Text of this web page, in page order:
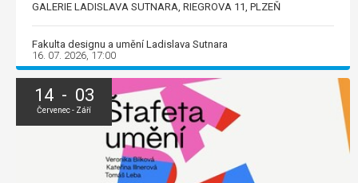
GALERIE LADISLAVA SUTNARA, RIEGROVA 11, PLZEŇ
Fakulta designu a umění Ladislava Sutnara
16. 07. 2026, 17:00
14 - 03
Červenec - Září